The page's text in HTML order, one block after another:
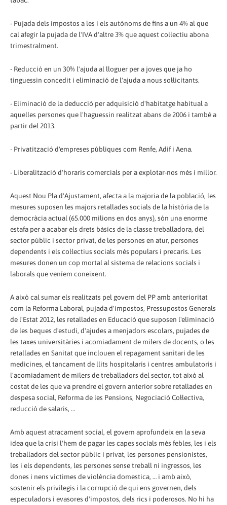
- Pujada dels impostos a les i els autònoms de fins a un 4% al que
cal afegir la pujada de l'IVA d'altre 3% que aquest col·lectiu abona
trimestralment.
- Reducció en un 30% l'ajuda al lloguer per a joves que ja ho
tinguessin concedit i eliminació de l'ajuda a nous sol·licitants.
- Eliminació de la deducció per adquisició d'habitatge habitual a
aquelles persones que l'haguessin realitzat abans de 2006 i també a
partir del 2013.
- Privatització d'empreses públiques com Renfe, Adif i Aena.
- Liberalització d'horaris comercials per a explotar-nos més i millor.
Aquest Nou Pla d'Ajustament, afecta a la majoria de la població, les
mesures suposen les majors retallades socials de la història de la
democràcia actual (65.000 milions en dos anys), són una enorme
estafa per a acabar els drets bàsics de la classe treballadora, del
sector públic i sector privat, de les persones en atur, persones
dependents i els col·lectius socials més populars i precaris. Les
mesures donen un cop mortal al sistema de relacions socials i
laborals que veníem coneixent.
A això cal sumar els realitzats pel govern del PP amb anterioritat
com la Reforma Laboral, pujada d'impostos, Pressupostos Generals
de l'Estat 2012, les retallades en Educació que suposen l'eliminació
de les beques d'estudi, d'ajudes a menjadors escolars, pujades de
les taxes universitàries i acomiadament de milers de docents, o les
retallades en Sanitat que inclouen el repagament sanitari de les
medicines, el tancament de llits hospitalaris i centres ambulatoris i
l'acomiadament de milers de treballadors del sector, tot això al
costat de les que va prendre el govern anterior sobre retallades en
despesa social, Reforma de les Pensions, Negociació Col·lectiva,
reducció de salaris, ...
Amb aquest atracament social, el govern aprofundeix en la seva
idea que la crisi l'hem de pagar les capes socials més febles, les i els
treballadors del sector públic i privat, les persones pensionistes,
les i els dependents, les persones sense treball ni ingressos, les
dones i nens víctimes de violència domestica, … i amb això,
sostenir els privilegis i la corrupció de qui ens governen, dels
especuladors i evasores d'impostos, dels rics i poderosos. No hi ha